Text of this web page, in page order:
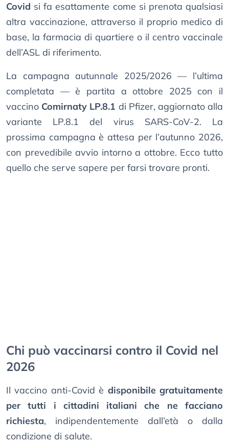
Covid si fa esattamente come si prenota qualsiasi
altra vaccinazione, attraverso il proprio medico di
base, la farmacia di quartiere o il centro vaccinale
dell’ASL di riferimento.
La campagna autunnale 2025/2026 — l’ultima
completata — è partita a ottobre 2025 con il
vaccino Comirnaty LP.8.1 di Pfizer, aggiornato alla
variante LP.8.1 del virus SARS-CoV-2. La
prossima campagna è attesa per l’autunno 2026,
con prevedibile avvio intorno a ottobre. Ecco tutto
quello che serve sapere per farsi trovare pronti.
Chi può vaccinarsi contro il Covid nel
2026
Il vaccino anti-Covid è disponibile gratuitamente
per tutti i cittadini italiani che ne facciano
richiesta, indipendentemente dall’età o dalla
condizione di salute.